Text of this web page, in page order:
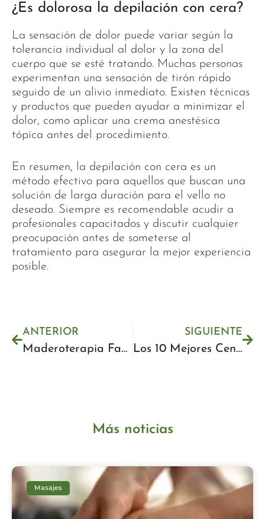
¿Es dolorosa la depilación con cera?
La sensación de dolor puede variar según la
tolerancia individual al dolor y la zona del
cuerpo que se esté tratando. Muchas personas
experimentan una sensación de tirón rápido
seguido de un alivio inmediato. Existen técnicas
y productos que pueden ayudar a minimizar el
dolor, como aplicar una crema anestésica
tópica antes del procedimiento.
En resumen, la depilación con cera es un
método efectivo para aquellos que buscan una
solución de larga duración para el vello no
deseado. Siempre es recomendable acudir a
profesionales capacitados y discutir cualquier
preocupación antes de someterse al
tratamiento para asegurar la mejor experiencia
posible.
ANTERIOR
Maderoterapia Facial en Málaga: Guía Completa para Rejuvenecer Tu Piel
SIGUIENTE
Los 10 Mejores Centros de Limpieza Facial Profunda en Málaga 2025
Más noticias
Masajes